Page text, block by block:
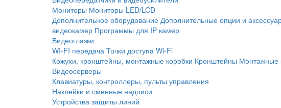
Мониторы Мониторы LED/LCD
Дополнительное оборудование Дополнительные опции и
видеокамер Программы для IP камер
Видеоглазки
WI-FI передача Точки доступа Wi-Fi
Кожухи, кронштейны, монтажные коробки Кронштейны Монтажные
Видеосерверы
Клавиатуры, контроллеры, пульты управления
Наклейки и сменные надписи
Устройства защиты линий